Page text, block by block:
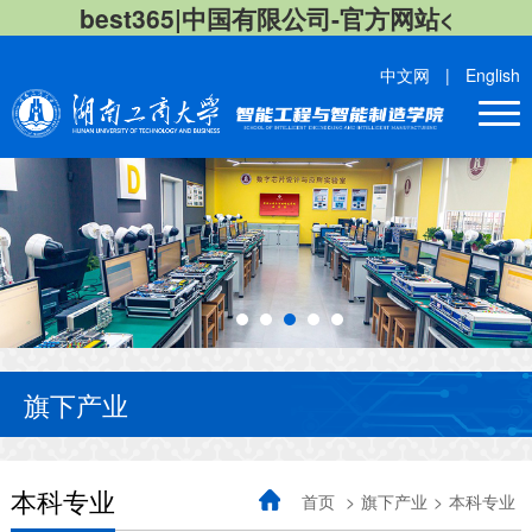
best365|中国有限公司-官方网站<
中文网 | English
旗下产业
本科专业 首页 > 旗下产业 > 本科专业